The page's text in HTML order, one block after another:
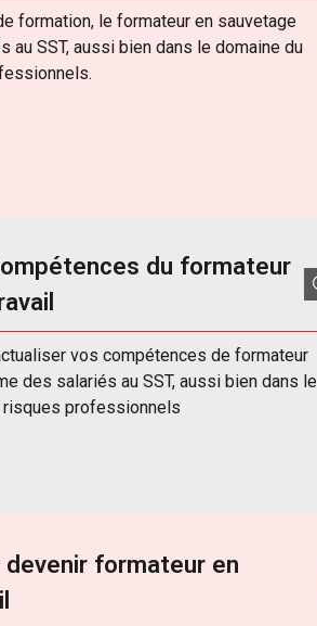
formation, le formateur en sauvetage
SST, aussi bien dans le domaine du
du formateur
vos compétences de formateur
des salariés au SST, aussi bien dans le
risques professionnels
formateur en